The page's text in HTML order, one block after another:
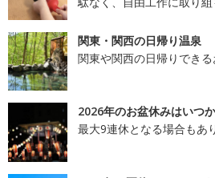
関東・関西の日帰り温泉
関東や関西の日帰りでき
2026年のお盆休みはいつ
最大9連休となる場合もあ